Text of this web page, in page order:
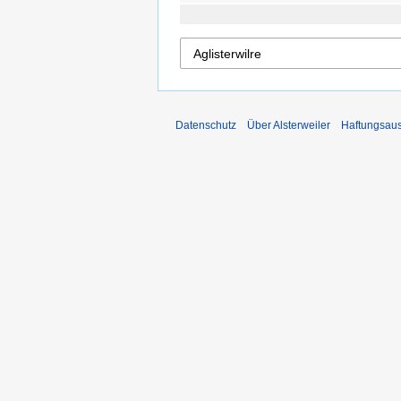
Datenschutz Über Alsterweiler